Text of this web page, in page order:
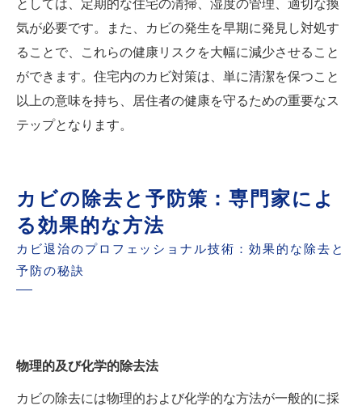
としては、定期的な住宅の清掃、湿度の管理、適切な換
気が必要です。また、カビの発生を早期に発見し対処す
ることで、これらの健康リスクを大幅に減少させること
ができます。住宅内のカビ対策は、単に清潔を保つこと
以上の意味を持ち、居住者の健康を守るための重要なス
テップとなります。
カビの除去と予防策：専門家によ
る効果的な方法
カビ退治のプロフェッショナル技術：効果的な除去と
予防の秘訣
物理的及び化学的除去法
カビの除去には物理的および化学的な方法が一般的に採